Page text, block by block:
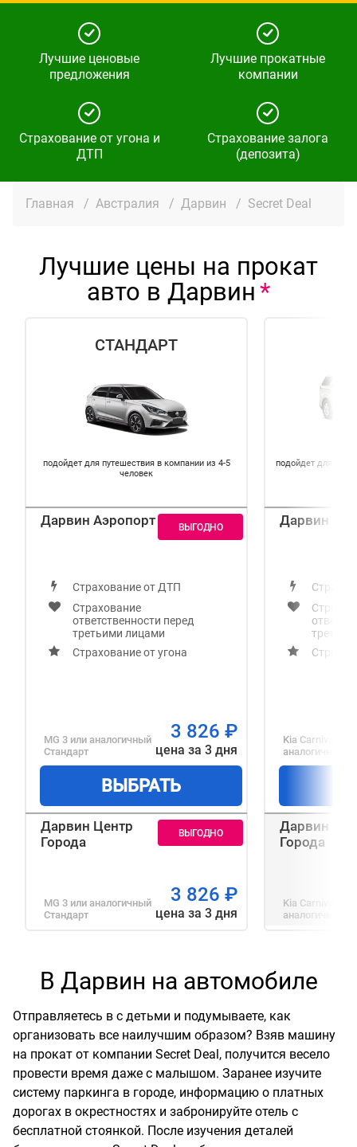
Лучшие ценовые
предложения
Лучшие прокатные
компании
Страхование от угона и
ДТП
Страхование залога
(депозита)
Главная / Австралия / Дарвин / Secret Deal
Лучшие цены на прокат
авто в Дарвин
СТАНДАРТ
подойдет для путешествия в компании из 4-5
человек
Дарвин Аэропорт
Страхование от ДТП
Страхование
ответственности перед
третьими лицами
Страхование от угона
MG 3 или аналогичный
Стандарт
3 826 ₽
цена за 3 дня
ВЫБРАТЬ
Дарвин Центр
Города
MG 3 или аналогичный
Стандарт
3 826 ₽
цена за 3 дня
подойдет для
Дарвин
Kia Carnival
аналогичный
Дарвин
Города
Kia Carnival
аналогичный
В Дарвин на автомобиле
Отправляетесь в с детьми и подумываете, как
организовать все наилучшим образом? Взяв машину
на прокат от компании Secret Deal, получится весело
провести время даже с малышом. Заранее изучите
систему паркинга в городе, информацию о платных
дорогах в окрестностях и забронируйте отель с
бесплатной стоянкой. После изучения деталей